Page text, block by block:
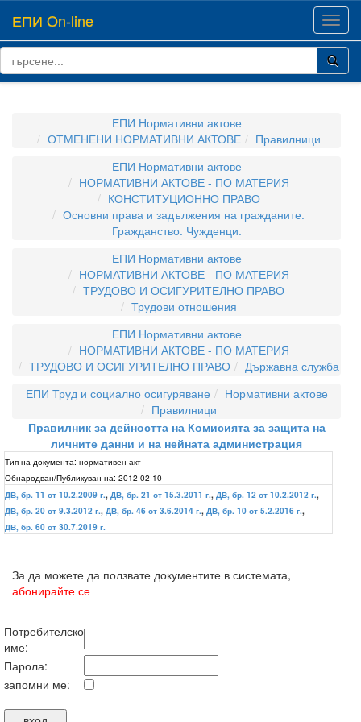
ЕПИ On-line
ЕПИ Нормативни актове
ОТМЕНЕНИ НОРМАТИВНИ АКТОВЕ
Правилници
ЕПИ Нормативни актове
НОРМАТИВНИ АКТОВЕ - ПО МАТЕРИЯ
КОНСТИТУЦИОННО ПРАВО
Основни права и задължения на гражданите.
Гражданство. Чужденци.
ЕПИ Нормативни актове
НОРМАТИВНИ АКТОВЕ - ПО МАТЕРИЯ
ТРУДОВО И ОСИГУРИТЕЛНО ПРАВО
Трудови отношения
ЕПИ Нормативни актове
НОРМАТИВНИ АКТОВЕ - ПО МАТЕРИЯ
ТРУДОВО И ОСИГУРИТЕЛНО ПРАВО
Държавна служба
ЕПИ Труд и социално осигуряване
Нормативни актове
Правилници
Правилник за дейността на Комисията за защита на
личните данни и на нейната администрация
Тип на документа: нормативен акт
Обнародван/Публикуван на: 2012-02-10
ДВ, бр. 11 от 10.2.2009 г., ДВ, бр. 21 от 15.3.2011 г., ДВ, бр. 12 от 10.2.2012 г.,
ДВ, бр. 20 от 9.3.2012 г., ДВ, бр. 46 от 3.6.2014 г., ДВ, бр. 10 от 5.2.2016 г.,
ДВ, бр. 60 от 30.7.2019 г.
За да можете да ползвате документите в системата,
абонирайте се
Потребителско
име:
Парола:
запомни ме: